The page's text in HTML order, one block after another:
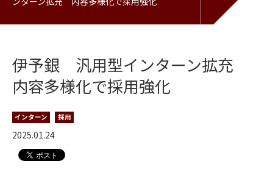
伊予銀 汎用型インターン拡充
内容多様化で採用強化
インターン 採用
2025.01.24